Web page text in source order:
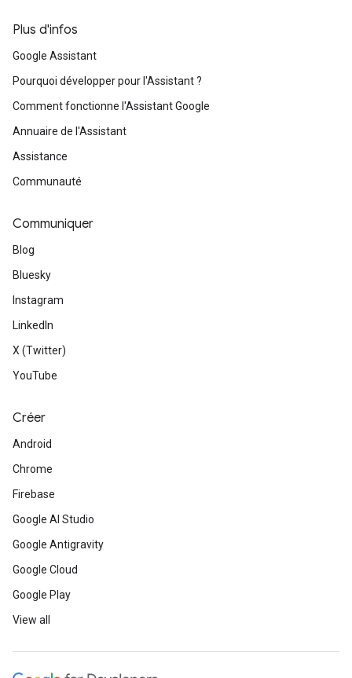
Plus d'infos
Google Assistant
Pourquoi développer pour l'Assistant ?
Comment fonctionne l'Assistant Google
Annuaire de l'Assistant
Assistance
Communauté
Communiquer
Blog
Bluesky
Instagram
LinkedIn
X (Twitter)
YouTube
Créer
Android
Chrome
Firebase
Google AI Studio
Google Antigravity
Google Cloud
Google Play
View all